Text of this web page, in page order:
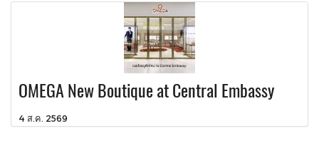
OMEGA New Boutique at Central Embassy
4 ส.ค. 2569